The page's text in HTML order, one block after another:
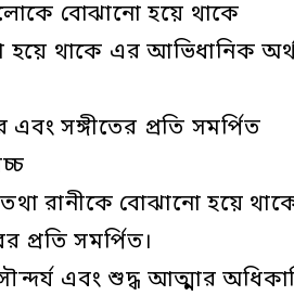
বোঝানো হয়ে থাকে
হয়ে থাকে এর আভিধানিক
সঙ্গীতের প্রতি সমর্পিত
রানীকে বোঝানো হয়ে
প্রতি সমর্পিত।
এবং শুদ্ধ আত্মার